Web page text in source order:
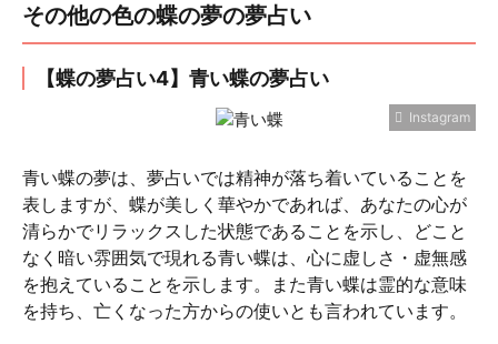
その他の色の蝶の夢の夢占い
【蝶の夢占い4】青い蝶の夢占い
Instagram
青い蝶の夢は、夢占いでは精神が落ち着いていることを
表しますが、蝶が美しく華やかであれば、あなたの心が
清らかでリラックスした状態であることを示し、どこと
なく暗い雰囲気で現れる青い蝶は、心に虚しさ・虚無感
を抱えていることを示します。また青い蝶は霊的な意味
を持ち、亡くなった方からの使いとも言われています。